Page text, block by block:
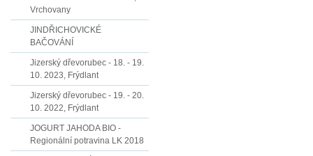
Vrchovany
JINDŘICHOVICKÉ
BAČOVÁNÍ
Jizerský dřevorubec - 18. - 19.
10. 2023, Frýdlant
Jizerský dřevorubec - 19. - 20.
10. 2022, Frýdlant
JOGURT JAHODA BIO -
Regionální potravina LK 2018